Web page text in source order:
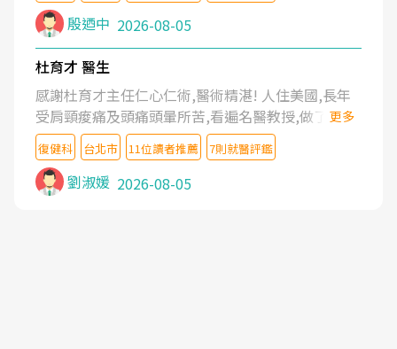
殷迺中 2026-08-05
杜育才 醫生
感謝杜育才主任仁心仁術,醫術精湛! 人住美國,長年
受肩頸痠痛及頭痛頭暈所苦,看遍名醫教授,做了各種
檢查,也嘗試過西醫打針,中醫針灸及物理徒手治療都
沒有用,後來連吃到嗎啡類止痛藥都效果有限,只是壓
症狀,沒多久就痛起來,多年失眠嚴重影響生活品質.
台灣親友介紹忠孝醫院杜育才主任是頸頭症候群專
更多
復健科 台北市 11位讀者推薦 7則就醫評鑑
劉淑媛 2026-08-05